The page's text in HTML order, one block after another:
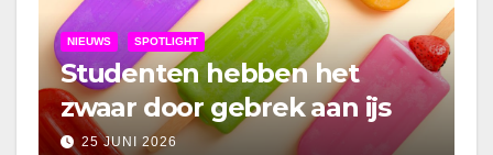
NIEUWS SPOTLIGHT
Studenten hebben het
zwaar door gebrek aan ijs
25 JUNI 2026